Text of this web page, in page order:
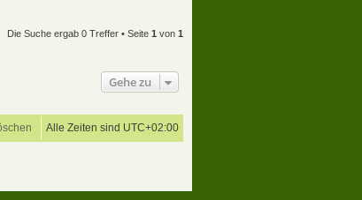
Die Suche ergab 0 Treffer • Seite 1 von 1
Gehe zu
Alle Zeiten sind UTC+02:00